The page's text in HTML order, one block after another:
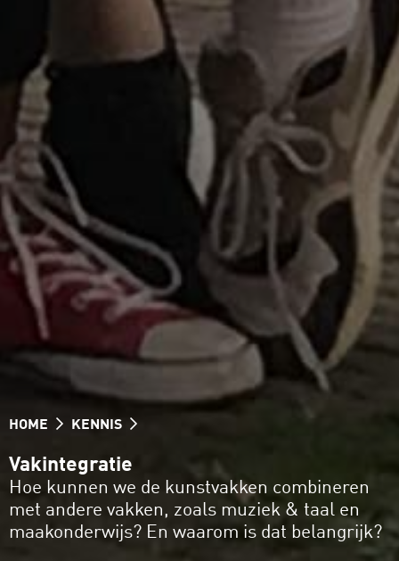
HOME KENNIS
Vakintegratie
Hoe kunnen we de kunstvakken combineren
met andere vakken, zoals muziek & taal en
maakonderwijs? En waarom is dat belangrijk?